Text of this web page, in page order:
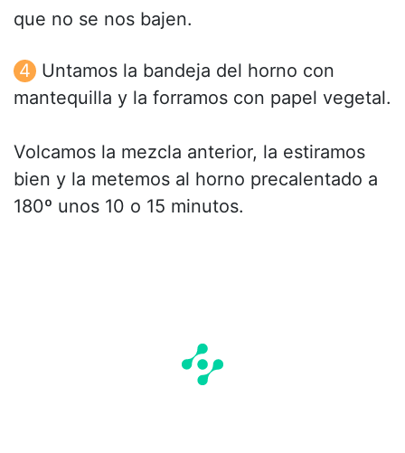
que no se nos bajen.
Untamos la bandeja del horno con
mantequilla y la forramos con papel vegetal.
Volcamos la mezcla anterior, la estiramos
bien y la metemos al horno precalentado a
180º unos 10 o 15 minutos.